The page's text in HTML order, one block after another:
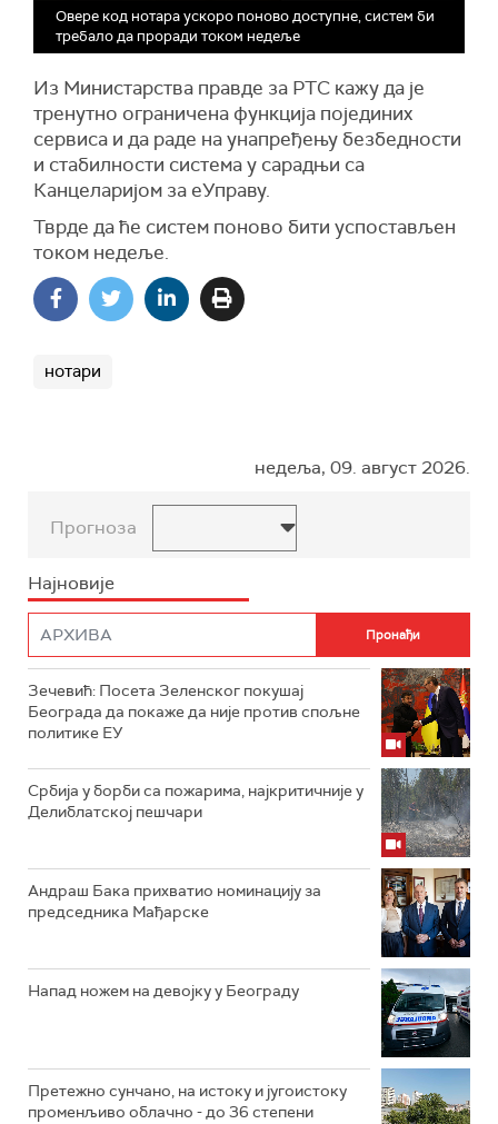
Овере код нотара ускоро поново доступне, систем би
требало да проради током недеље
Из Министарства правде за РТС кажу да је
тренутно ограничена функција појединих
сервиса и да раде на унапређењу безбедности
и стабилности система у сарадњи са
Канцеларијом за еУправу.
Тврде да ће систем поново бити успостављен
током недеље.
нотари
недеља, 09. август 2026.
Прогноза
Најновије
Зечевић: Посета Зеленског покушај
Београда да покаже да није против спољне
политике ЕУ
Србија у борби са пожарима, најкритичније у
Делиблатској пешчари
Андраш Бака прихватио номинацију за
председника Мађарске
Напад ножем на девојку у Београду
Претежно сунчано, на истоку и југоистоку
променљиво облачно - до 36 степени